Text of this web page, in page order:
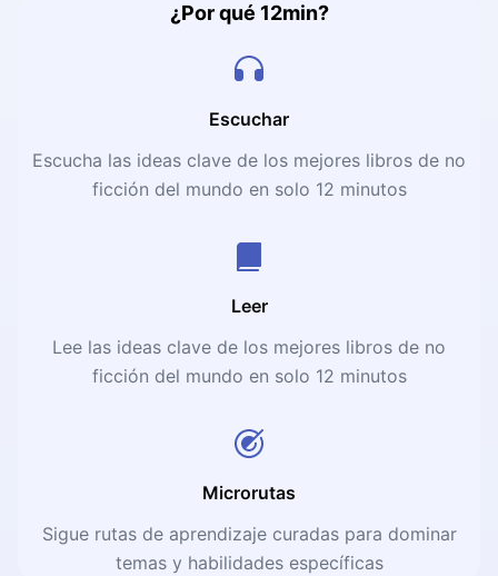
¿Por qué 12min?
Escuchar
Escucha las ideas clave de los mejores libros de no
ficción del mundo en solo 12 minutos
Leer
Lee las ideas clave de los mejores libros de no
ficción del mundo en solo 12 minutos
Microrutas
Sigue rutas de aprendizaje curadas para dominar
temas y habilidades específicas